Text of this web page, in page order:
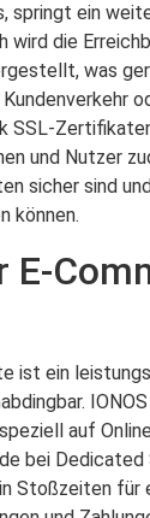
springt ein
wird die
was
SSL-
und Nutzer
sicher sind
können.
E-
ist ein
auf
bei
Stoßzeiten für